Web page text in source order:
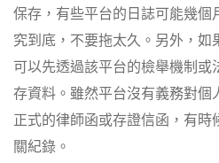
保存，有些平台的日誌可能幾個
究到底，不要拖太久。另外，如
可以先透過該平台的檢舉機制
存資料。雖然平台沒有義務對個
正式的律師函或存證信函，有時
關紀錄。